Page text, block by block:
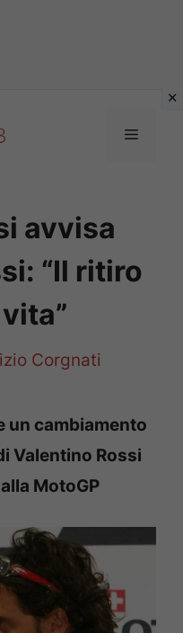
Menu
avvisa
“Il ritiro
Corgnati
un cambiamento
Valentino Rossi
MotoGP